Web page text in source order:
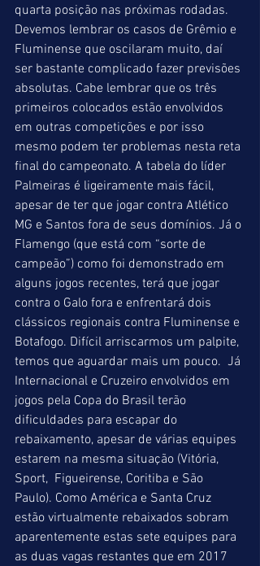
quarta posição nas próximas rodadas.
Devemos lembrar os casos de Grêmio e
Fluminense que oscilaram muito, daí
ser bastante complicado fazer previsões
absolutas. Cabe lembrar que os três
primeiros colocados estão envolvidos
em outras competições e por isso
mesmo podem ter problemas nesta reta
final do campeonato. A tabela do líder
Palmeiras é ligeiramente mais fácil,
apesar de ter que jogar contra Atlético
MG e Santos fora de seus domínios. Já o
Flamengo (que está com “sorte de
campeão”) como foi demonstrado em
alguns jogos recentes, terá que jogar
contra o Galo fora e enfrentará dois
clássicos regionais contra Fluminense e
Botafogo. Difícil arriscarmos um palpite,
temos que aguardar mais um pouco.  Já
Internacional e Cruzeiro envolvidos em
jogos pela Copa do Brasil terão
dificuldades para escapar do
rebaixamento, apesar de várias equipes
estarem na mesma situação (Vitória,
Sport,  Figueirense, Coritiba e São
Paulo). Como América e Santa Cruz
estão virtualmente rebaixados sobram
aparentemente estas sete equipes para
as duas vagas restantes que em 2017